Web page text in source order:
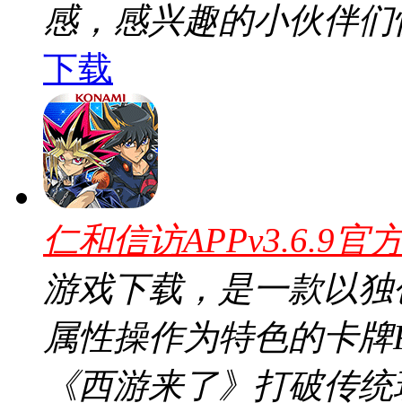
感，感兴趣的小伙伴
下载
仁和信访APPv3.6.9官
游戏下载，是一款以
属性操作为特色的卡
《西游来了》打破传